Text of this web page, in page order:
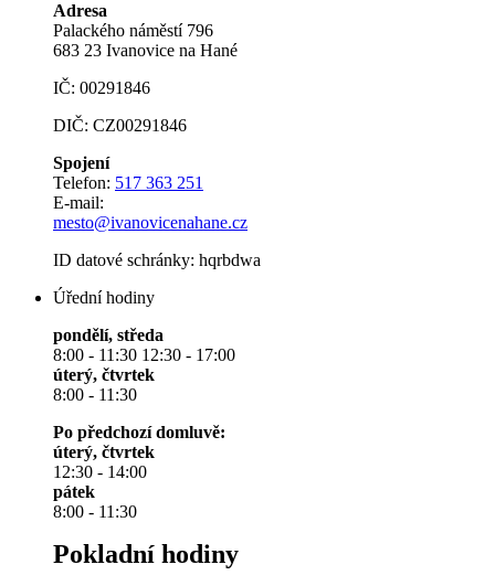
Adresa
Palackého náměstí 796
683 23 Ivanovice na Hané
IČ: 00291846
DIČ: CZ00291846
Spojení
Telefon: 517 363 251
E-mail:
mesto@ivanovicenahane.cz
ID datové schránky: hqrbdwa
Úřední hodiny
pondělí, středa
8:00 - 11:30 12:30 - 17:00
úterý, čtvrtek
8:00 - 11:30
Po předchozí domluvě:
úterý, čtvrtek
12:30 - 14:00
pátek
8:00 - 11:30
Pokladní hodiny